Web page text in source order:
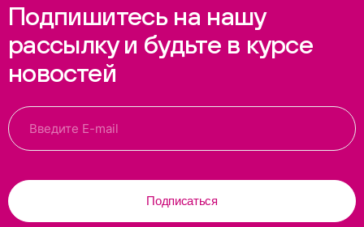
Подпишитесь на нашу
рассылку и будьте в курсе
новостей
Подписаться